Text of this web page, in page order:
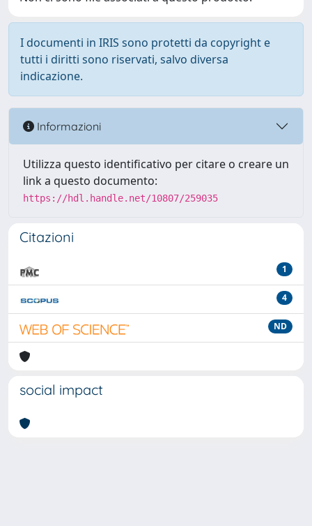
I documenti in IRIS sono protetti da copyright e
tutti i diritti sono riservati, salvo diversa
indicazione.
Informazioni
Utilizza questo identificativo per citare o creare un
link a questo documento:
https://hdl.handle.net/10807/259035
Citazioni
1
4
ND
social impact